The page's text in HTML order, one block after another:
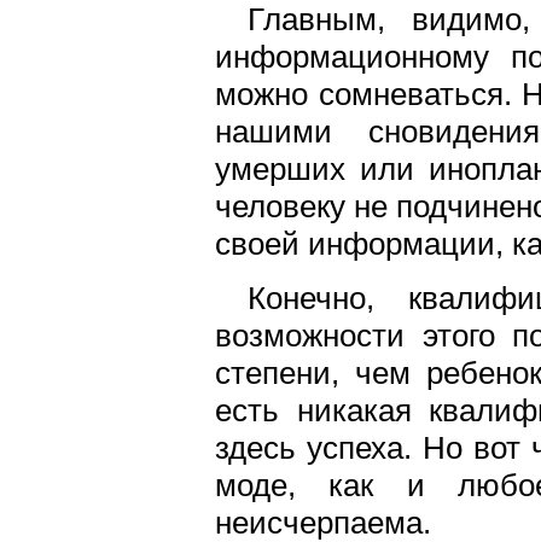
Главным,
информационному
можно сомневаться.
нашими
умерших или
человеку не
своей информации,
Конечно,
возможности
степени, чем
есть никакая
здесь успеха. Но вот
моде, как и
неисчерпаема.